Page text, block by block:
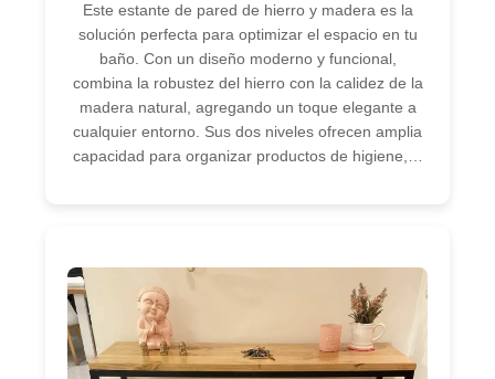
Este estante de pared de hierro y madera es la
solución perfecta para optimizar el espacio en tu
baño. Con un diseño moderno y funcional,
combina la robustez del hierro con la calidez de la
madera natural, agregando un toque elegante a
cualquier entorno. Sus dos niveles ofrecen amplia
capacidad para organizar productos de higiene,…